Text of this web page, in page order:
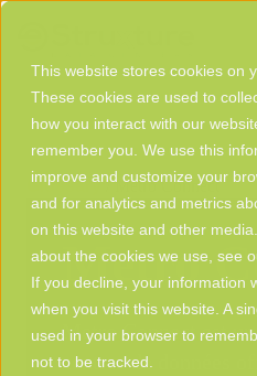
This website stores cookies on
These cookies are used to
how you interact with our
remember you. We use this
improve and customize your
and for analytics and metrics
on this website and other
about the cookies we use, see
If you decline, your information
when you visit this website. A
used in your browser to
not to be tracked.
Glossary/ Metro Connect
Metro
Metro Connect est un
centres de données